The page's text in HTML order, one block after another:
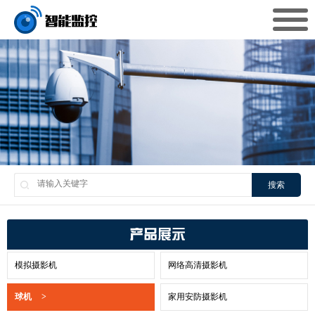
搜索
产品展示
模拟摄影机 网络高清摄影机
球机 > 家用安防摄影机